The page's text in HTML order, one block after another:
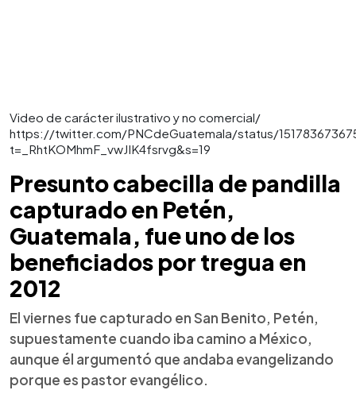
Video de carácter ilustrativo y no comercial/
https://twitter.com/PNCdeGuatemala/status/
t=_RhtKOMhmF_vwJIK4fsrvg&s=19
Presunto cabecilla de pandilla
capturado en Petén,
Guatemala, fue uno de los
beneficiados por tregua en
2012
El viernes fue capturado en San Benito, Petén,
supuestamente cuando iba camino a México,
aunque él argumentó que andaba evangelizando
porque es pastor evangélico.